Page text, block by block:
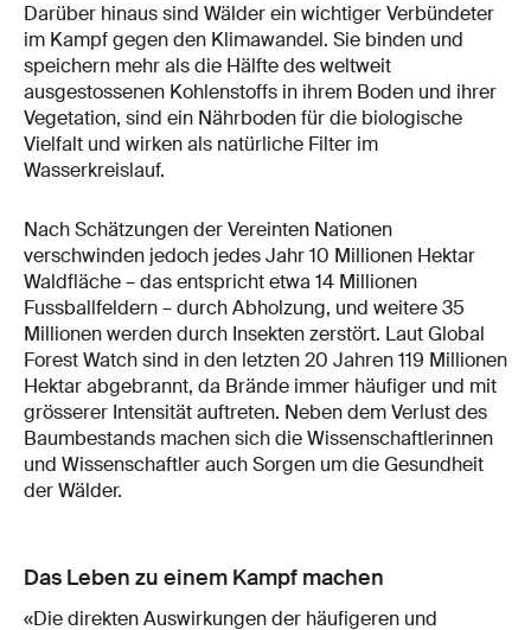
Darüber hinaus sind Wälder ein wichtiger Verbündeter
im Kampf gegen den Klimawandel. Sie binden und
speichern mehr als die Hälfte des weltweit
ausgestossenen Kohlenstoffs in ihrem Boden und ihrer
Vegetation, sind ein Nährboden für die biologische
Vielfalt und wirken als natürliche Filter im
Wasserkreislauf.
Nach Schätzungen der Vereinten Nationen
verschwinden jedoch jedes Jahr 10 Millionen Hektar
Waldfläche – das entspricht etwa 14 Millionen
Fussballfeldern – durch Abholzung, und weitere 35
Millionen werden durch Insekten zerstört. Laut Global
Forest Watch sind in den letzten 20 Jahren 119 Millionen
Hektar abgebrannt, da Brände immer häufiger und mit
grösserer Intensität auftreten. Neben dem Verlust des
Baumbestands machen sich die Wissenschaftlerinnen
und Wissenschaftler auch Sorgen um die Gesundheit
der Wälder.
Das Leben zu einem Kampf machen
«Die direkten Auswirkungen der häufigeren und